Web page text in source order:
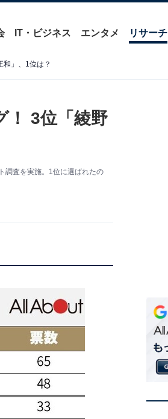
IT・ビジネス エンタメ リサーチ
和」、1位は？
！ 3位「綾野
調査を実施。1位に選ばれたの